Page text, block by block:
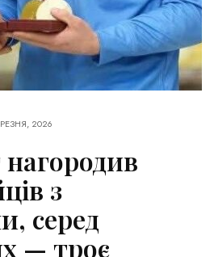
2026
з
серед
— троє